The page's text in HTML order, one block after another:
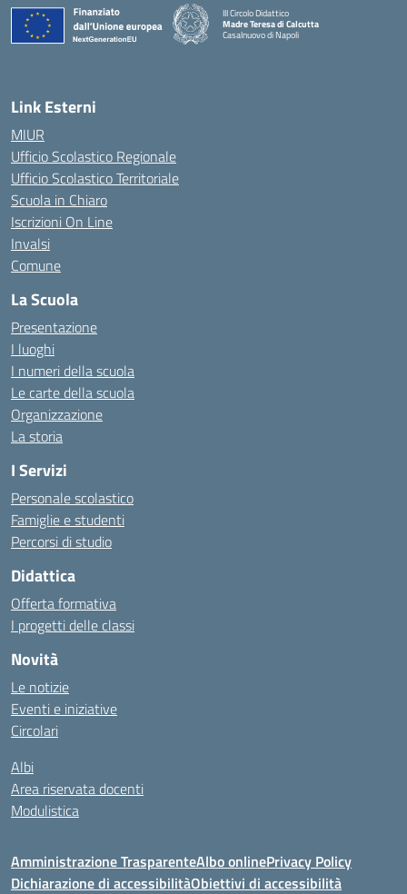
III Circolo Didattico
Madre Teresa di Calcutta
Casalnuovo di Napoli
— Visita la pagina iniziale della scuola
Link Esterni
MIUR
Ufficio Scolastico Regionale
Ufficio Scolastico Territoriale
Scuola in Chiaro
Iscrizioni On Line
Invalsi
Comune
La Scuola
Presentazione
I luoghi
I numeri della scuola
Le carte della scuola
Organizzazione
La storia
I Servizi
Personale scolastico
Famiglie e studenti
Percorsi di studio
Didattica
Offerta formativa
I progetti delle classi
Novità
Le notizie
Eventi e iniziative
Circolari
Albi
Area riservata docenti
Modulistica
Amministrazione TrasparenteAlbo onlinePrivacy Policy
Dichiarazione di accessibilitàObiettivi di accessibilità